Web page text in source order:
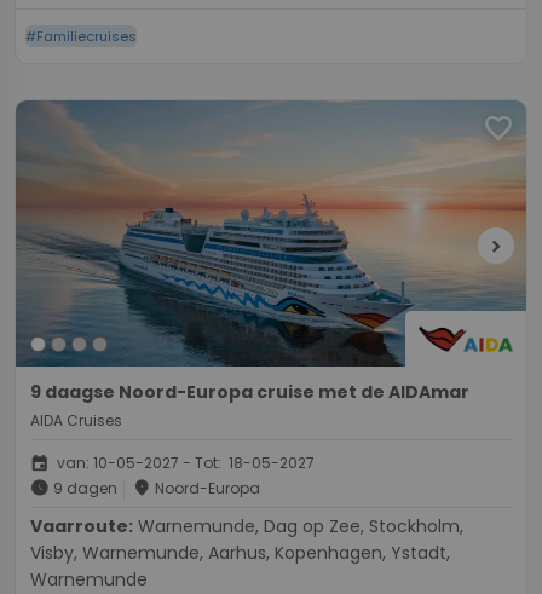
#Familiecruises
favorite
chevron_right
9 daagse Noord-Europa cruise met de AIDAmar
AIDA Cruises
event van: 10-05-2027 - Tot: 18-05-2027
schedule 9 dagen place Noord-Europa
Vaarroute:
Visby, Warnemunde, Aarhus, Kopenhagen, Ystadt,
Warnemunde